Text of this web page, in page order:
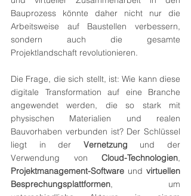
Bauprozess könnte daher nicht nur die
Arbeitsweise auf Baustellen verbessern,
sondern auch die gesamte
Projektlandschaft revolutionieren.
Die Frage, die sich stellt, ist: Wie kann diese
digitale Transformation auf eine Branche
angewendet werden, die so stark mit
physischen Materialien und realen
Bauvorhaben verbunden ist? Der Schlüssel
liegt in der Vernetzung und der
Verwendung von Cloud-Technologien
Projektmanagement-Software und virtuellen
Besprechungsplattformen, um